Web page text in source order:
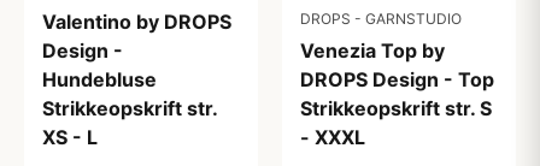
Valentino by DROPS
Design -
Hundebluse
Strikkeopskrift str.
XS - L
DROPS - GARNSTUDIO
Venezia Top by
DROPS Design - Top
Strikkeopskrift str. S
- XXXL